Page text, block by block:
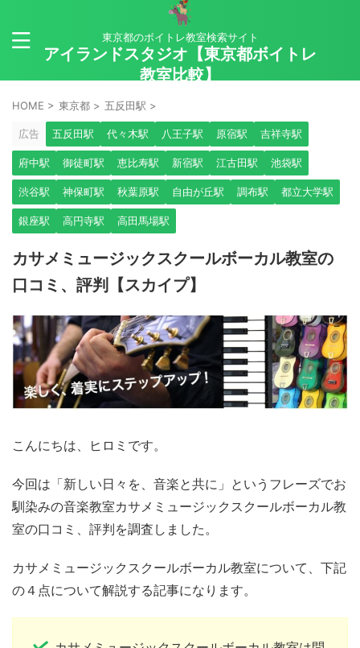
東京都のボイトレ教室検索サイト
アイランドスタジオ【東京都ボイトレ
教室比較】
HOME > 東京都 > 五反田駅 >
広告 五反田駅 代々木駅 八王子駅 原宿駅 吉祥寺駅
府中駅 御徒町駅 恵比寿駅 新宿駅 江古田駅 池袋駅
渋谷駅 神保町駅 秋葉原駅 自由が丘駅 調布駅 都立大学駅
銀座駅 高円寺駅 高田馬場駅
カサメミュージックスクールボーカル教室の
口コミ、評判【スカイプ】
こんにちは、ヒロミです。
今回は「新しい日々を、音楽と共に」というフレーズでお
馴染みの音楽教室カサメミュージックスクールボーカル教
室の口コミ、評判を調査しました。
カサメミュージックスクールボーカル教室について、下記
の４点について解説する記事になります。